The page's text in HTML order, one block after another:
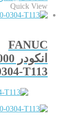
Quick View
FANUC
انکودر 3000 پالس
T113